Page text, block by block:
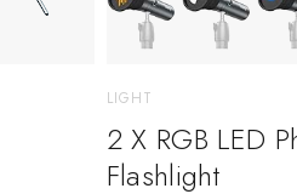
LIGHT
2 X RGB LED
Flashlight